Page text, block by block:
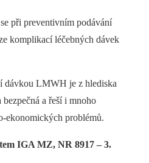
při preventivním podávání
komplikací léčebných dávek
dávkou LMWH je z hlediska
a řeší i mnoho
ekonomických problémů.
IGA MZ, NR 8917 –⁠ 3.